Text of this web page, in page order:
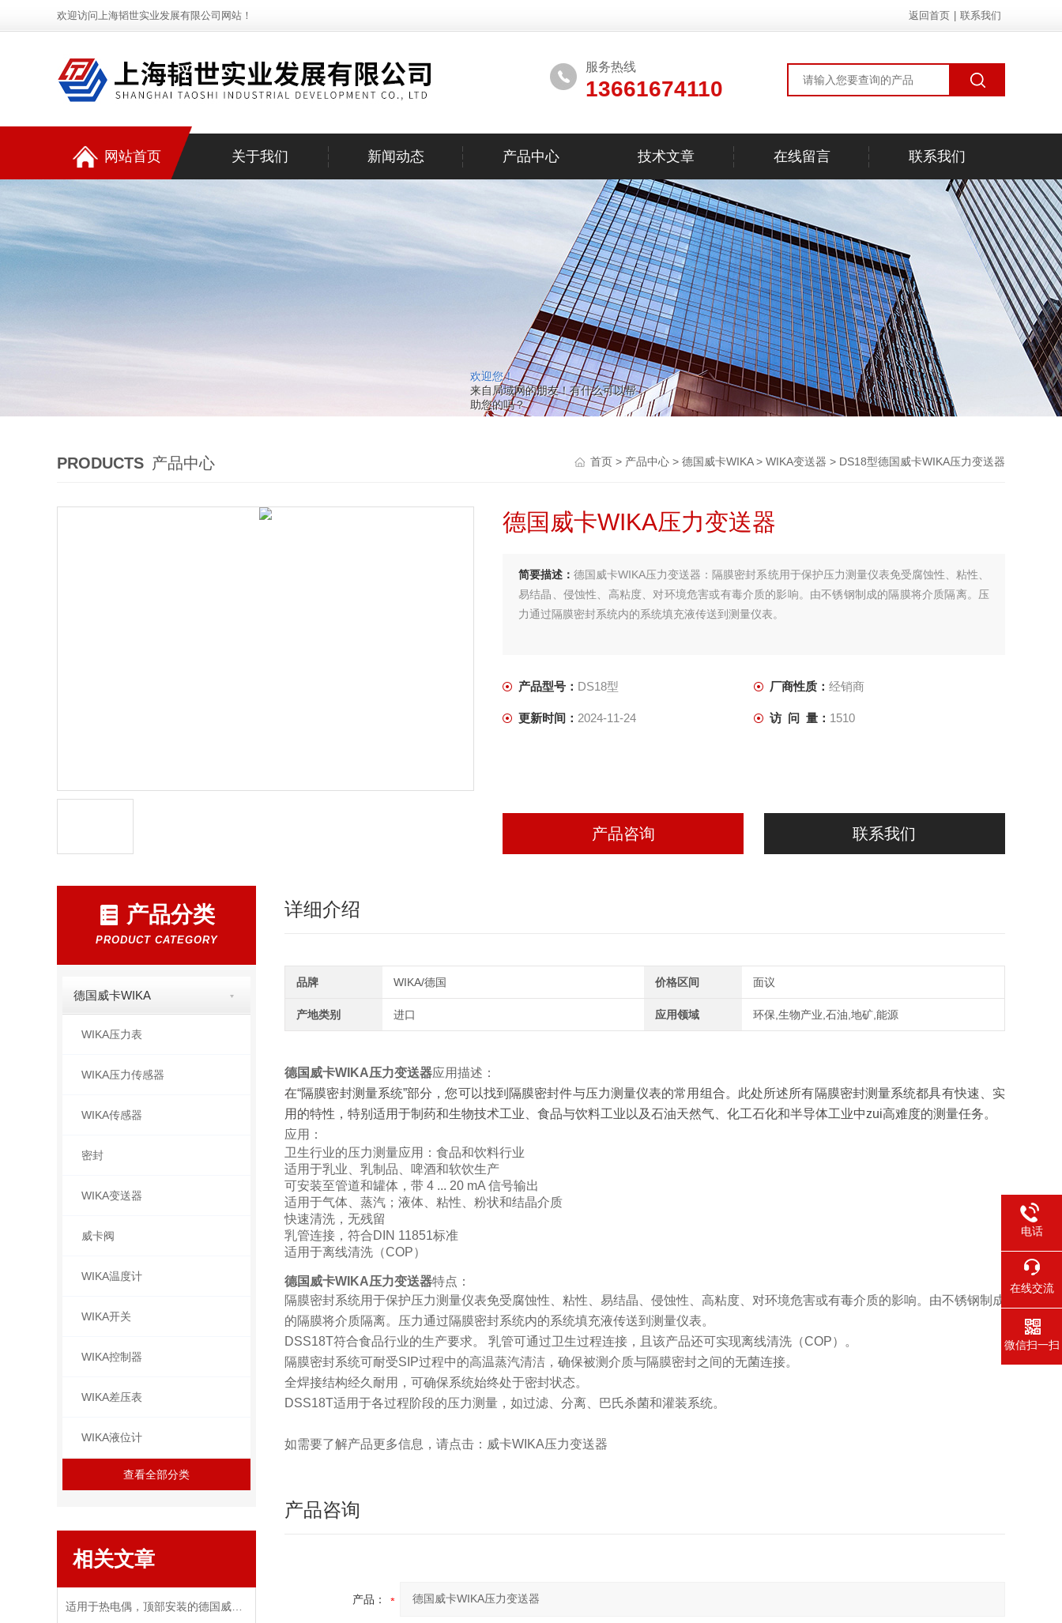
欢迎您！
来自局域网的朋友！有什么可以帮
助您的吗？
欢迎访问上海韬世实业发展有限公司网站！ 返回首页 联系我们
服务热线
13661674110
网站首页 关于我们 新闻动态 产品中心 技术文章 在线留言 联系我们
PRODUCTS 产品中心 首页 > 产品中心 > 德国威卡WIKA> WIKA变送器 > DS18型德国威卡WIKA压力变送器
德国威卡WIKA压力变送器
简要描述：德国威卡WIKA压力变送器：隔膜密封系统用于保护压力测量仪表免受腐蚀性、粘性、
易结晶、侵蚀性、高粘度、对环境危害或有毒介质的影响。由不锈钢制成的隔膜将介质隔离。压
力通过隔膜密封系统内的系统填充液传送到测量仪表。
产品型号： DS18型 厂商性质： 经销商
更新时间： 2024-11-24 访 问 量： 1510
产品咨询 联系我们
产品分类
PRODUCT CATEGORY
德国威卡WIKA
WIKA压力表
WIKA压力传感器
WIKA传感器
密封
WIKA变送器
威卡阀
WIKA温度计
WIKA开关
WIKA控制器
WIKA差压表
WIKA液位计
查看全部分类
相关文章
详细介绍
品牌 WIKA/德国 价格区间 面议
产地类别 进口 应用领域 环保,生物产业,石油,地矿,能源
德国威卡WIKA压力变送器应用描述：
在“隔膜密封测量系统”部分，您可以找到隔膜密封件与压力测量仪表的常用组合。此处所述所有隔膜密封测量系统都具有快速、实
用的特性，特别适用于制药和生物技术工业、食品与饮料工业以及石油天然气、化工石化和半导体工业中zui高难度的测量任务。
应用：
卫生行业的压力测量应用：食品和饮料行业
适用于乳业、乳制品、啤酒和软饮生产
可安装至管道和罐体，带 4 ... 20 mA 信号输出
适用于气体、蒸汽；液体、粘性、粉状和结晶介质
快速清洗，无残留
乳管连接，符合DIN 11851标准
适用于离线清洗（COP）
德国威卡WIKA压力变送器特点：
隔膜密封系统用于保护压力测量仪表免受腐蚀性、粘性、易结晶、侵蚀性、高粘度、对环境危害或有毒介质的影响。由不锈钢制成
的隔膜将介质隔离。压力通过隔膜密封系统内的系统填充液传送到测量仪表。
DSS18T符合食品行业的生产要求。 乳管可通过卫生过程连接，且该产品还可实现离线清洗（COP）。
隔膜密封系统可耐受SIP过程中的高温蒸汽清洁，确保被测介质与隔膜密封之间的无菌连接。
全焊接结构经久耐用，可确保系统始终处于密封状态。
DSS18T适用于各过程阶段的压力测量，如过滤、分离、巴氏杀菌和灌装系统。
如需要了解产品更多信息，请点击：威卡WIKA压力变送器
产品咨询
产品：
电话
在线交流
微信扫一扫